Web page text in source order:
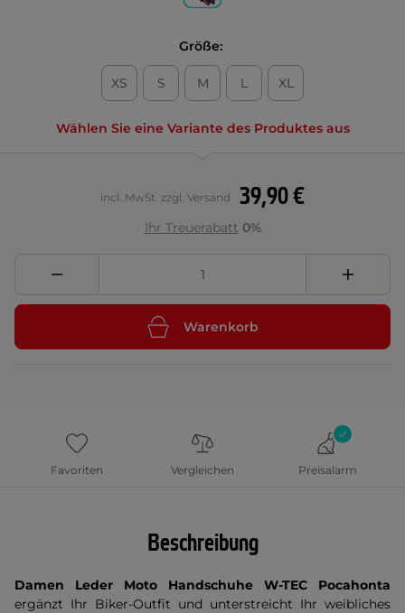
Größe:
XS S M L XL
Wählen Sie eine Variante des Produktes aus
39,90 €
incl. MwSt. zzgl. Versand
Ihr Treuerabatt 0%
Warenkorb
Favoriten Vergleichen Preisalarm
Beschreibung
Damen Leder Moto Handschuhe W-TEC Pocahonta
ergänzt Ihr Biker-Outfit und unterstreicht Ihr weibliches